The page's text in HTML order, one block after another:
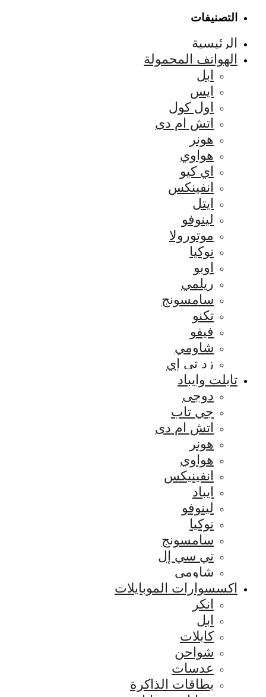
التصنيفات
الرئيسية
الهواتف المحمولة
ابل
ايس
اول كول
اتش ام دى
هونر
هواوي
اي كيو
انفينكس
ايتل
لينوفو
موتورولا
نوكيا
اوبو
ريلمي
سامسونج
تكنو
فيفو
شاومي
زد تي إي
تابلت وايباد
دوجى
جي تاب
اتش ام دى
هونر
هواوي
انفينيكس
ايباد
لينوفو
نوكيا
سامسونج
تي سي إل
شاومي
اكسسوارات الموبايلات
انكر
ابل
كابلات
شواحن
عدسات
بطاقات الذاكرة